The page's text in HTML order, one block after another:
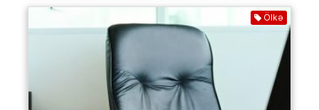
Ölkə